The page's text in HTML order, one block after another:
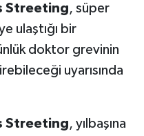
Streeting, süper
ulaştığı bir
doktor grevinin
uyarısında
Streeting, yılbaşına